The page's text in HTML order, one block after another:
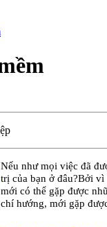
Nếu như mọi việc đã
trị của bạn ở đâu?Bởi
mới có thể gặp được
chí hướng, mới gặp